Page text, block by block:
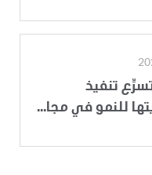
تنفيذ
للنمو في مجا...